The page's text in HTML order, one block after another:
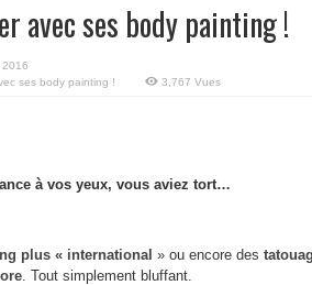
avec ses body painting !
2016
ses body painting ! 3,767 Vues
à vos yeux, vous aviez tort…
plus « international » ou encore des
. Tout simplement bluffant.